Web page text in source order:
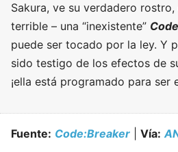
Sakura, ve su verdadero
terrible – una “inexistente”
puede ser tocado por la ley. Y
sido testigo de los efectos de
¡ella está programado para ser
Fuente: Code:Breaker Vía: